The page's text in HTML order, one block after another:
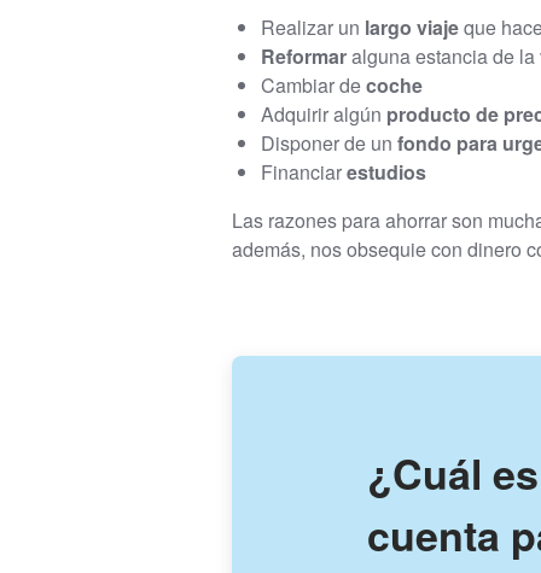
Realizar un largo viajeque
Reformaralguna estancia de
Cambiar decoche
Adquirir algún producto de
Disponer de un fondo para
Financiarestudios
Las razones para ahorrar son
además, nos obsequie con dinero
¿Cuál
cuenta